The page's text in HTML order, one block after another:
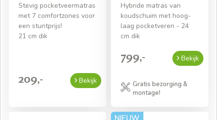
Stevig pocketveermatras
met 7 comfortzones voor
een stuntprijs!
21 cm dik
209,- Bekijk
Hybride matras van
koudschuim met hoog-
laag pocketveren - 24
cm dik
799,- Bekijk
Gratis bezorging &
montage!